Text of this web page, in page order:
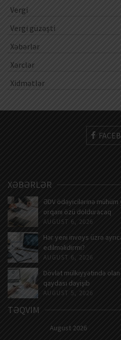
Vergi
Vergi güzəşti
Xəbərlər
Xərclər
Xidmətlər
XƏBƏRLƏR
ƏDV ödəyicilərinə
orqanı özü dolduracaq
AUGUST 6, 2026
Hər yeni invoys üzrə
edilməlidirmi?
AUGUST 6, 2026
Dövlət mülkiyyətində
qaydası dəyişib
AUGUST 5, 2026
TƏQVIM
August 2026